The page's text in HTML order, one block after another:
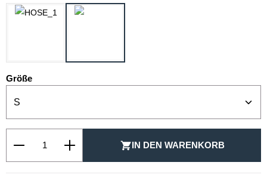
Größeauswählen
IN DEN WARENKORB